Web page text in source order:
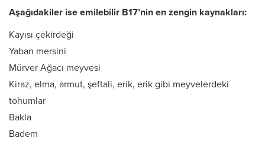
Aşağıdakiler ise emilebilir B17’nin en zengin kaynakları:
Kayısı çekirdeği
Yaban mersini
Mürver Ağacı meyvesi
Kiraz, elma, armut, şeftali, erik, erik gibi meyvelerdeki
tohumlar
Bakla
Badem